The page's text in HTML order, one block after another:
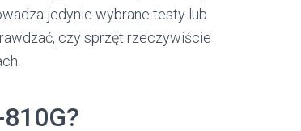
jedynie wybrane testy lub
czy sprzęt rzeczywiście